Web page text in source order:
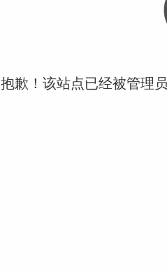
抱歉！该站点已经被管理